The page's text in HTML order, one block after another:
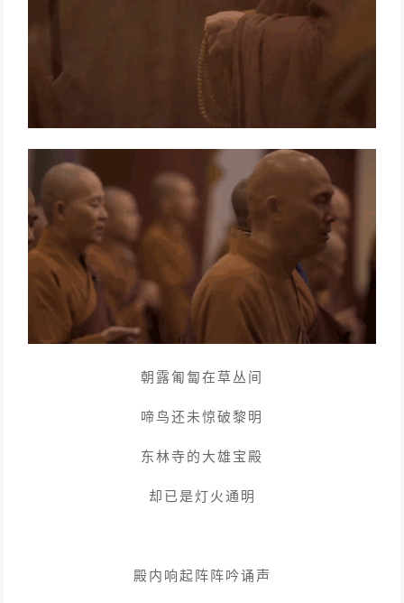
朝露匍匐在草丛间
啼鸟还未惊破黎明
东林寺的大雄宝殿
却已是灯火通明
殿内响起阵阵吟诵声